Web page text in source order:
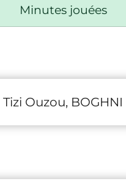
Minutes jouées
Tizi Ouzou, BOGHNI